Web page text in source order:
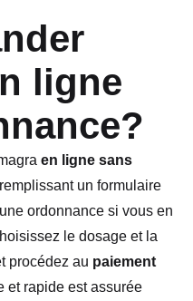
ligne
en ligne sans
un formulaire
ordonnance si vous en
le dosage et la
procédez au paiement
et rapide est assurée